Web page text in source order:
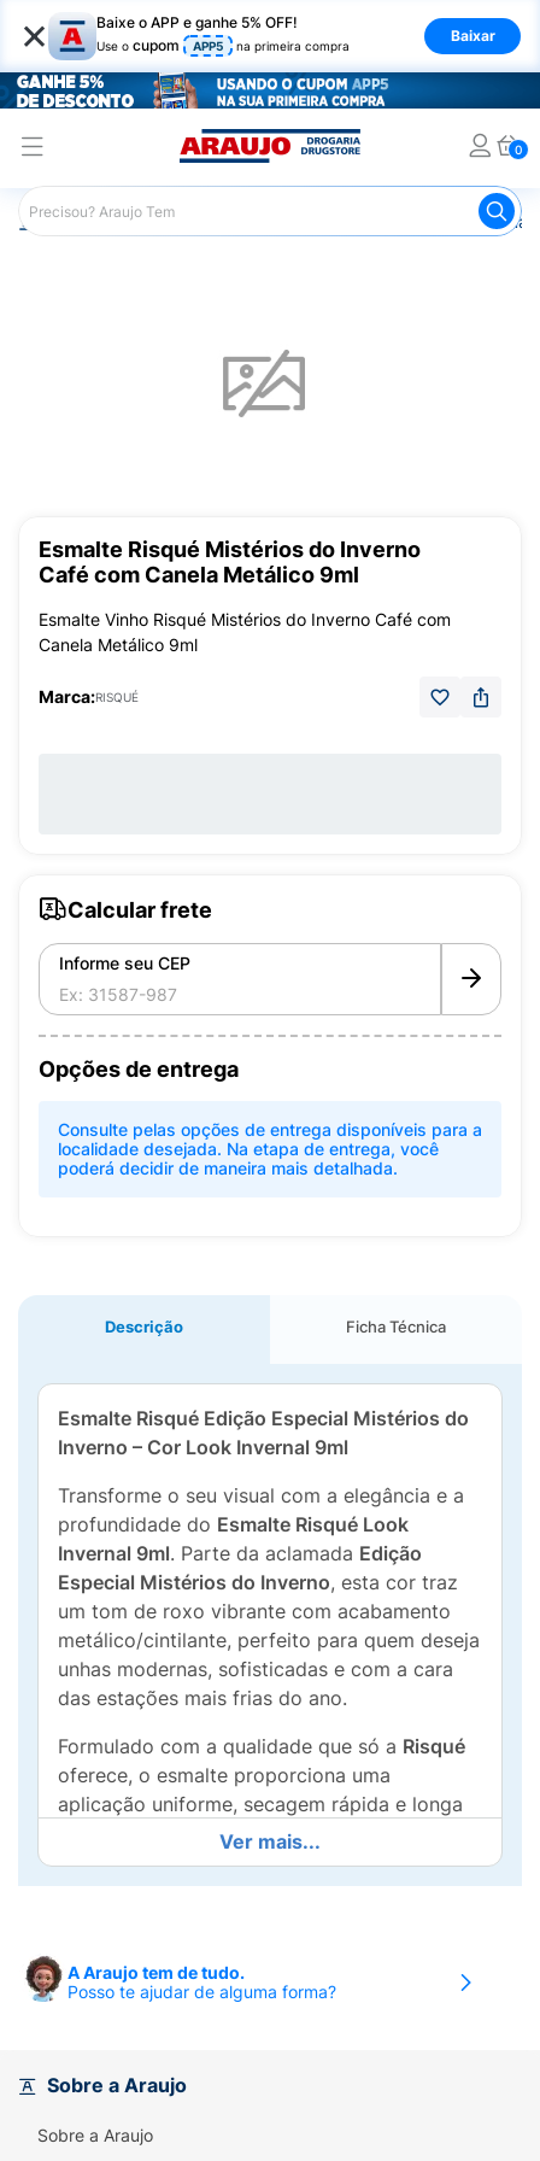
× Baixe o APP e ganhe 5% OFF!
Use o cupom APP5 na primeira compra
Baixar
0
Araujo Beleza e Cuidados
Esmalte Risqué Mistérios do Inverno
Café com Canela Metálico 9ml
Esmalte Vinho Risqué Mistérios do Inverno Café com
Canela Metálico 9ml
Marca:RISQUÉ
Calcular frete
Informe seu CEP
Opções de entrega
Consulte pelas opções de entrega disponíveis para a
localidade desejada. Na etapa de entrega, você
poderá decidir de maneira mais detalhada.
Descrição Ficha Técnica
Esmalte Risqué Edição Especial Mistérios do
Inverno – Cor Look Invernal 9ml
Transforme o seu visual com a elegância e a
profundidade do Esmalte Risqué Look
Invernal 9ml. Parte da aclamada Edição
Especial Mistérios do Inverno, esta cor traz
um tom de roxo vibrante com acabamento
metálico/cintilante, perfeito para quem deseja
unhas modernas, sofisticadas e com a cara
das estações mais frias do ano.
Formulado com a qualidade que só a Risqué
oferece, o esmalte proporciona uma
aplicação uniforme, secagem rápida e longa
duração, garantindo que suas unhas fiquem
impecáveis por muito mais tempo. Seu pincel
ergonômico facilita a esmaltação, oferecendo
Por que escolher o Risqué Look Invernal?
ocasião.
Alta Durabilidade:
Ver mais...
A Araujo tem de tudo.
Posso te ajudar de alguma forma?
Sobre a Araujo
Sobre a Araujo